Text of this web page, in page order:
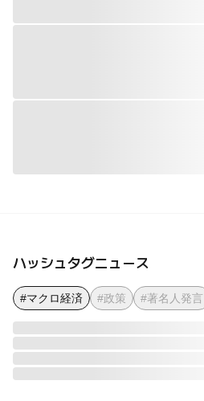
ハッシュタグニュース
#マクロ経済 #政策 #著名人発言